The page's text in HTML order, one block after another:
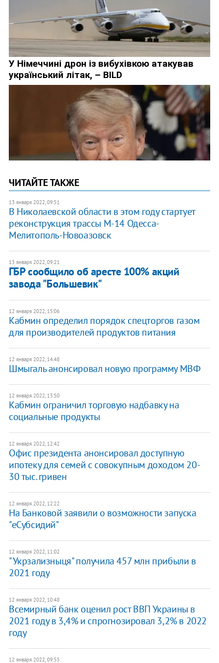
ЧИТАЙТЕ ТАКЖЕ
13 января 2022, 09:51
​В Николаевской области в этом году стартует
реконструкция трассы М-14 Одесса-
Мелитополь-Новоазовск
13 января 2022, 09:21
ГБР сообщило об аресте 100% акций
завода "Большевик"
12 января 2022, 15:06
Кабмин определил порядок спецторгов газом
для производителей продуктов питания
12 января 2022, 14:48
Шмыгаль анонсировал новую программу МВФ
12 января 2022, 13:50
Кабмин ограничил торговую надбавку на
социальные продукты
12 января 2022, 12:42
Офис президента анонсировал доступную
ипотеку для семей с совокупным доходом 20-
30 тыс. гривен
12 января 2022, 12:22
На Банковой заявили о возможности запуска
"еСубсидий"
12 января 2022, 11:02
"Укрзализныця" получила 457 млн прибыли в
2021 году
12 января 2022, 10:48
Всемирный банк оценил рост ВВП Украины в
2021 году в 3,4% и спрогнозировал 3,2% в 2022
году
12 января 2022, 09:55